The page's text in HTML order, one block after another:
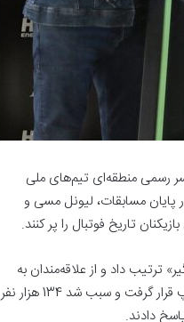
انرژی‌زای «هایپ» اسپانسر رسمی منطقه‌ای تیم‌های ملی
پایان مسابقات، لیونل مسی و
«بازی رو دست بگیر» ترتیب داد و از علاقه‌مندان به
فوتبال خواست به 18 سؤال پاسخ دهند. این سؤالات به تناوب در طول 6 هفته روی سایت رسمی هایپ قرار گرفت و سبب شد 134 هزار نفر